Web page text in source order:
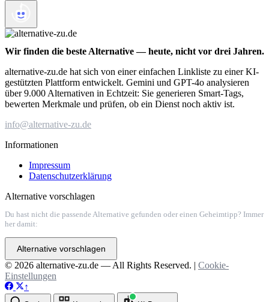
Wir finden die beste Alternative — heute, nicht vor drei Jahren.
alternative-zu.de hat sich von einer einfachen Linkliste zu einer KI-
gestützten Plattform entwickelt. Gemini und GPT-4o analysieren
über 9.000 Alternativen in Echtzeit: Sie generieren Smart-Tags,
bewerten Merkmale und prüfen, ob ein Dienst noch aktiv ist.
info@alternative-zu.de
Informationen
Impressum
Datenschutzerklärung
Alternative vorschlagen
Du hast nicht die passende Alternative gefunden oder einen Geheimtipp? Immer
her damit:
Alternative vorschlagen
© 2026 alternative-zu.de — All Rights Reserved. | Cookie-
Einstellungen
↑